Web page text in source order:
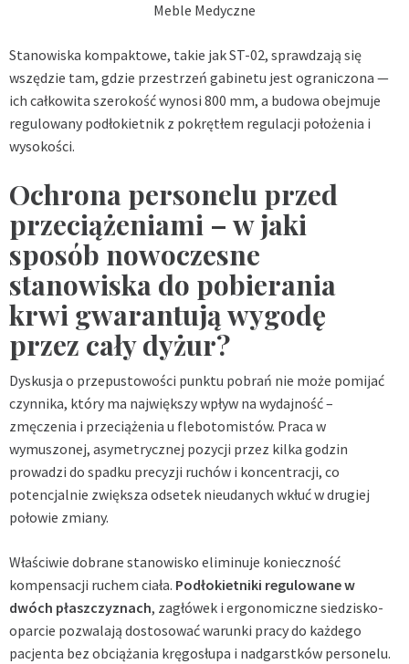
Meble Medyczne
Stanowiska kompaktowe, takie jak ST-02, sprawdzają się
wszędzie tam, gdzie przestrzeń gabinetu jest ograniczona —
ich całkowita szerokość wynosi 800 mm, a budowa obejmuje
regulowany podłokietnik z pokrętłem regulacji położenia i
wysokości.
Ochrona personelu przed
przeciążeniami – w jaki
sposób nowoczesne
stanowiska do pobierania
krwi gwarantują wygodę
przez cały dyżur?
Dyskusja o przepustowości punktu pobrań nie może pomijać
czynnika, który ma największy wpływ na wydajność –
zmęczenia i przeciążenia u flebotomistów. Praca w
wymuszonej, asymetrycznej pozycji przez kilka godzin
prowadzi do spadku precyzji ruchów i koncentracji, co
potencjalnie zwiększa odsetek nieudanych wkłuć w drugiej
połowie zmiany.
Właściwie dobrane stanowisko eliminuje konieczność
kompensacji ruchem ciała. Podłokietniki regulowane w
dwóch płaszczyznach, zagłówek i ergonomiczne siedzisko-
oparcie pozwalają dostosować warunki pracy do każdego
pacjenta bez obciążania kręgosłupa i nadgarstków personelu.